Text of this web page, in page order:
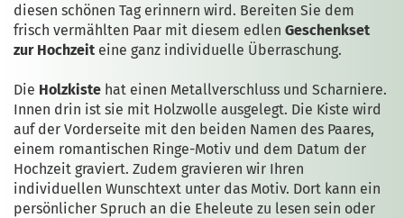
diesen schönen Tag erinnern wird. Bereiten Sie dem
frisch vermählten Paar mit diesem edlen Geschenkset
zur Hochzeit eine ganz individuelle Überraschung.
Die Holzkiste hat einen Metallverschluss und Scharniere.
Innen drin ist sie mit Holzwolle ausgelegt. Die Kiste wird
auf der Vorderseite mit den beiden Namen des Paares,
einem romantischen Ringe-Motiv und dem Datum der
Hochzeit graviert. Zudem gravieren wir Ihren
individuellen Wunschtext unter das Motiv. Dort kann ein
persönlicher Spruch an die Eheleute zu lesen sein oder